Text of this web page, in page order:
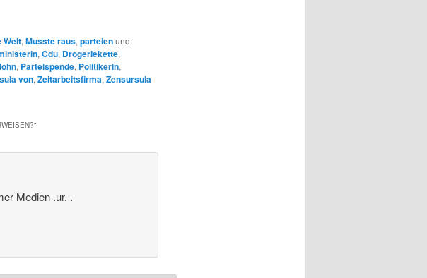
Welt, Musste raus, parteienund
, Cdu, Drogeriekette,
, Parteispende, Politikerin,
von, Zeitarbeitsfirma, Zensursula
“
Medien .ur. .